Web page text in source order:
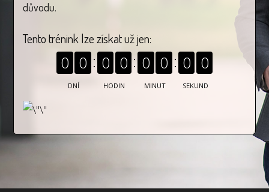
důvodu.
Tento trénink lze získat už jen:
0 0
DNÍ
0 0
HODIN
0 0
MINUT
0 0
SEKUND